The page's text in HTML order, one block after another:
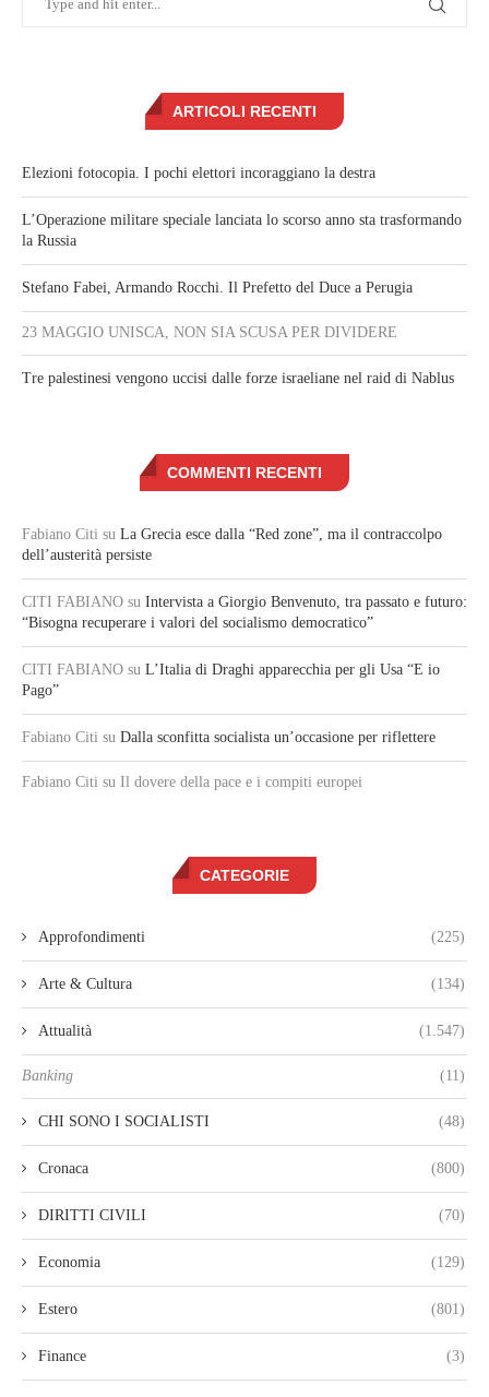
ARTICOLI RECENTI
Elezioni fotocopia. I pochi elettori incoraggiano la destra
L’Operazione militare speciale lanciata lo scorso anno sta trasformando
la Russia
Stefano Fabei, Armando Rocchi. Il Prefetto del Duce a Perugia
23 MAGGIO UNISCA, NON SIA SCUSA PER DIVIDERE
Tre palestinesi vengono uccisi dalle forze israeliane nel raid di Nablus
COMMENTI RECENTI
Fabiano Citi su La Grecia esce dalla “Red zone”, ma il contraccolpo
dell’austerità persiste
CITI FABIANO su Intervista a Giorgio Benvenuto, tra passato e futuro:
“Bisogna recuperare i valori del socialismo democratico”
CITI FABIANO su L’Italia di Draghi apparecchia per gli Usa “E io
Pago”
Fabiano Citi su Dalla sconfitta socialista un’occasione per riflettere
Fabiano Citi su Il dovere della pace e i compiti europei
CATEGORIE
Approfondimenti (225)
Arte & Cultura (134)
Attualità (1.547)
Banking (11)
CHI SONO I SOCIALISTI (48)
Cronaca (800)
DIRITTI CIVILI (70)
Economia (129)
Estero (801)
Finance (3)